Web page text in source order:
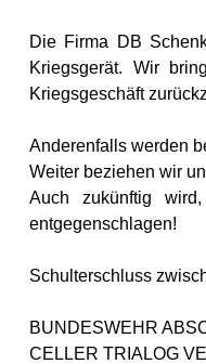
Die Firma DB
Kriegsgerät. Wir
Kriegsgeschäft
Anderenfalls werden
Weiter beziehen wir
Auch zukünftig
entgegenschlagen!
Schulterschluss
BUNDESWEHR
CELLER TRIALOG